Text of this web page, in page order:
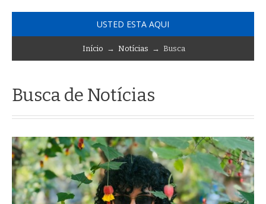
USTED ESTA AQUI
Início → Notícias → Busca
Busca de Notícias